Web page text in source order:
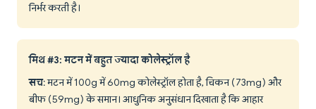
निर्भर करती है।
मिथ #3: मटन में बहुत ज्यादा कोलेस्ट्रॉल है
सच: मटन में 100g में 60mg कोलेस्ट्रॉल होता है, चिकन (73mg) और
बीफ (59mg) के समान। आधुनिक अनुसंधान दिखाता है कि आहार